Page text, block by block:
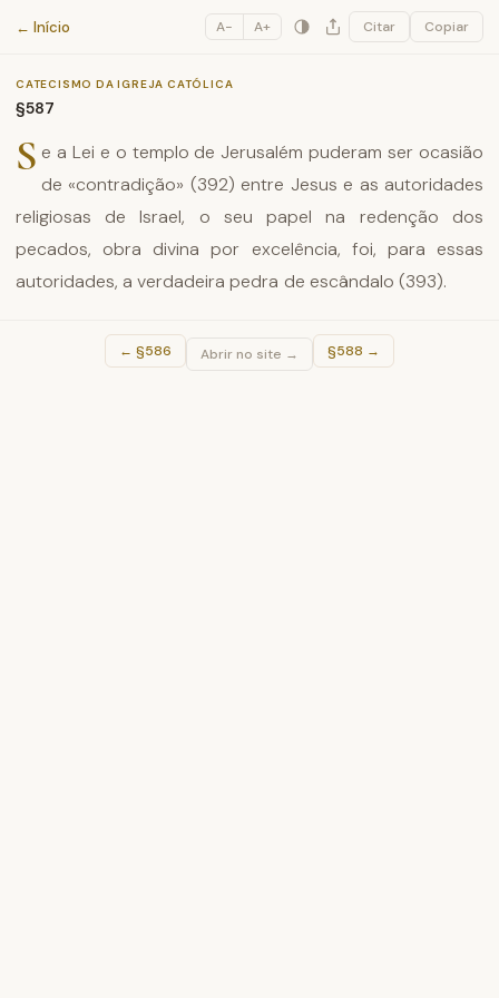
Catecismo da Igreja Católica
← Início A− A+ Citar Copiar
CATECISMO DA IGREJA CATÓLICA
§587
S e a Lei e o templo de Jerusalém puderam ser ocasião
de «contradição» (392) entre Jesus e as autoridades
religiosas de Israel, o seu papel na redenção dos
pecados, obra divina por excelência, foi, para essas
autoridades, a verdadeira pedra de escândalo (393).
← §586 Abrir no site → §588 →